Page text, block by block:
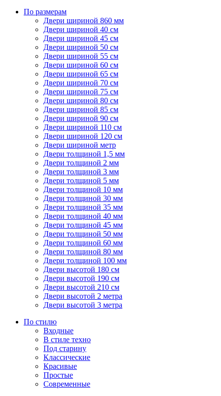
По размерам
Двери шириной 860 мм
Двери шириной 40 см
Двери шириной 45 см
Двери шириной 50 см
Двери шириной 55 см
Двери шириной 60 см
Двери шириной 65 см
Двери шириной 70 см
Двери шириной 75 см
Двери шириной 80 см
Двери шириной 85 см
Двери шириной 90 см
Двери шириной 110 см
Двери шириной 120 см
Двери шириной метр
Двери толщиной 1,5 мм
Двери толщиной 2 мм
Двери толщиной 3 мм
Двери толщиной 5 мм
Двери толщиной 10 мм
Двери толщиной 30 мм
Двери толщиной 35 мм
Двери толщиной 40 мм
Двери толщиной 45 мм
Двери толщиной 50 мм
Двери толщиной 60 мм
Двери толщиной 80 мм
Двери толщиной 100 мм
Двери высотой 180 см
Двери высотой 190 см
Двери высотой 210 см
Двери высотой 2 метра
Двери высотой 3 метра
По стилю
Входные
В стиле техно
Под старину
Классические
Красивые
Простые
Современные